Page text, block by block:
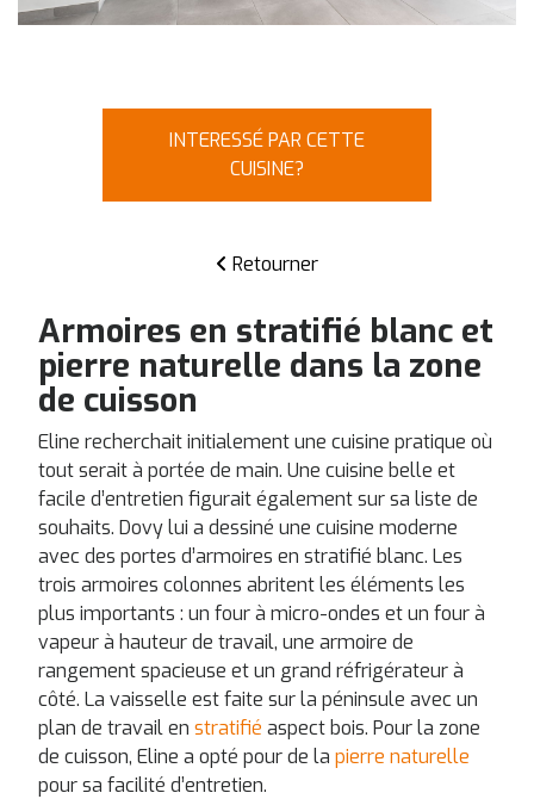
INTERESSÉ PAR CETTE
CUISINE?
Retourner
Armoires en stratifié blanc et
pierre naturelle dans la zone
de cuisson
Eline recherchait initialement une cuisine pratique où
tout serait à portée de main. Une cuisine belle et
facile d’entretien figurait également sur sa liste de
souhaits. Dovy lui a dessiné une cuisine moderne
avec des portes d’armoires en stratifié blanc. Les
trois armoires colonnes abritent les éléments les
plus importants : un four à micro-ondes et un four à
vapeur à hauteur de travail, une armoire de
rangement spacieuse et un grand réfrigérateur à
côté. La vaisselle est faite sur la péninsule avec un
plan de travail enstratifié aspect bois. Pour la zone
de cuisson, Eline a opté pour de lapierre naturelle
pour sa facilité d’entretien.